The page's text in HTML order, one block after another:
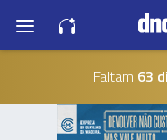
Faltam 63